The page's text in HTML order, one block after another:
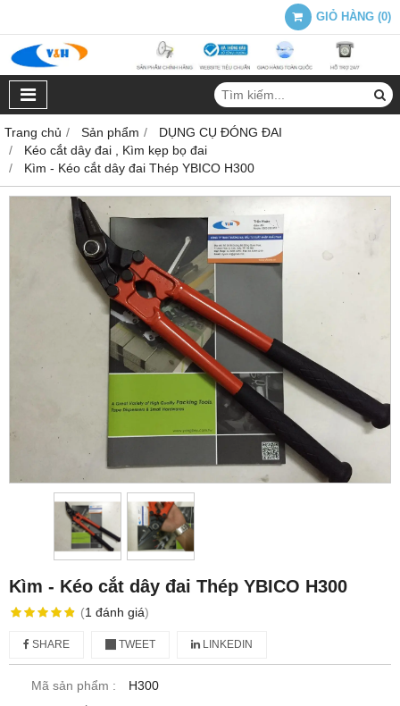
GIỎ HÀNG (0)
Trang chủ Sản phẩm
DỤNG CỤ ĐÓNG ĐAI
Kéo cắt dây đai , Kìm kẹp bọ đai
Kìm - Kéo cắt dây đai Thép YBICO H300
Kìm - Kéo cắt dây đai Thép YBICO H300
(1 đánh giá)
SHARE TWEET LINKEDIN
Mã sản phẩm :
H300